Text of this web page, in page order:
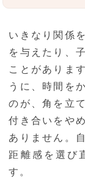
いきなり関係
を与えたり、
ことがありま
うに、時間を
のが、角を立
付き合いをや
ありません。
距離感を選び
す。